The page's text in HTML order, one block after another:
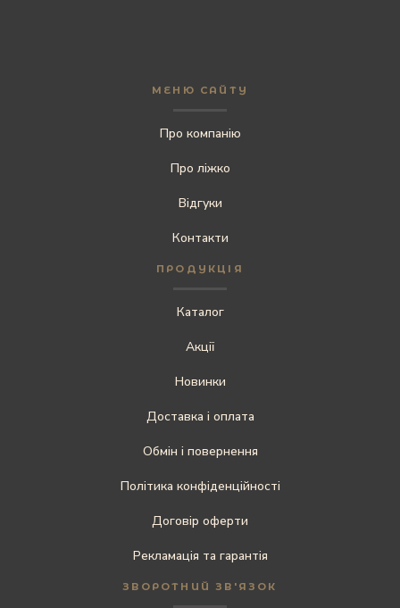
МЕНЮ САЙТУ
Про компанію
Про ліжко
Відгуки
Контакти
ПРОДУКЦІЯ
Каталог
Акції
Новинки
Доставка і оплата
Обмін і повернення
Політика конфіденційності
Договір оферти
Рекламація та гарантія
ЗВОРОТНИЙ ЗВ'ЯЗОК